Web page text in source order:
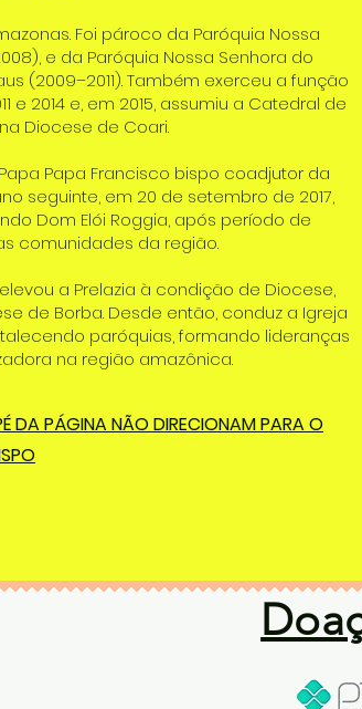
Foi pároco da Paróquia Nossa
e da Paróquia Nossa Senhora do
(2009–2011). Também exerceu a função
2014 e, em 2015, assumiu a Catedral de
Diocese de Coari.
Papa Francisco bispo coadjutor da
seguinte, em 20 de setembro de 2017,
Dom Elói Roggia, após período de
comunidades da região.
a Prelazia à condição de Diocese,
de Borba. Desde então, conduz a Igreja
paróquias, formando lideranças
na região amazônica.
DA PÁGINA NÃO DIRECIONAM PARA O